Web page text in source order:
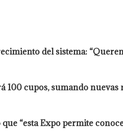
del sistema:
cupos, sumando nuevas
“esta Expo permite